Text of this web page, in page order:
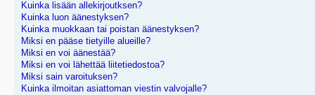
Kuinka lisään allekirjoutksen?
Kuinka luon äänestyksen?
Kuinka muokkaan tai poistan äänestyksen?
Miksi en pääse tietyille alueille?
Miksi en voi äänestää?
Miksi en voi lähettää liitetiedostoa?
Miksi sain varoituksen?
Kuinka ilmoitan asiattoman viestin valvojalle?